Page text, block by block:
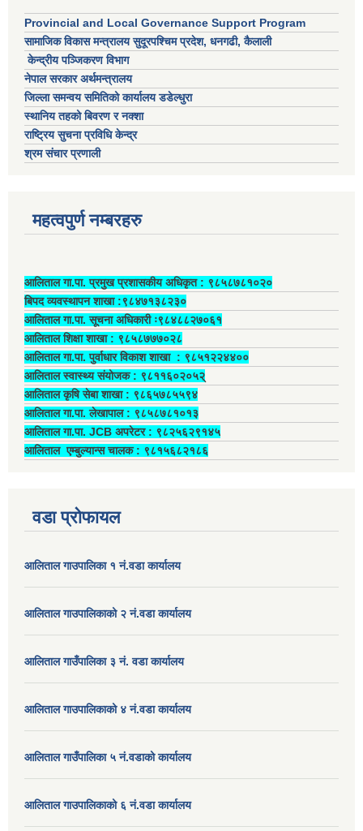
Provincial and Local Governance Support Program
सामाजिक विकास मन्त्रालय सुदूरपश्चिम प्रदेश, धनगढी, कैलाली
केन्द्रीय पञ्जिकरण विभाग
नेपाल सरकार अर्थमन्त्रालय
जिल्ला समन्वय समितिको कार्यालय डडेल्धुरा
स्थानिय तहको बिवरण र नक्शा
राष्ट्रिय सुचना प्रविधि केन्द्र
श्रम संचार प्रणाली
महत्वपुर्ण नम्बरहरु
आलिताल गा.पा. प्रमुख प्रशासकीय अधिकृत ‍: ९८५८७८१०२०
बिपद व्यवस्थापन शाखा :९८४७१३८२३०
आलिताल गा.पा. सूचना अधिकारी ः९८४८८२७०६१
आलिताल शिक्षा शाखा : ९८५८७७७०२८
आलिताल गा.पा. पुर्वाधार विकाश शाखा ‍: ९८५१२२४४००
आलिताल स्वास्थ्य संयोजक ‍: ९८११६०२०५२्
आलिताल कृषि सेबा शाखा : ९८६५७८५५९४
आलिताल गा.पा. लेखापाल ‍: ९८५८७८१०१३
आलिताल गा.पा. JCB अपरेटर ‍: ९८२५६२९१४५
आलिताल एम्बुल्यान्स चालक ‍: ९८१५६८२१८६
वडा प्रोफायल
आलिताल गाउपालिका १ नं.वडा कार्यालय
आलिताल गाउपालिकाको २ नं.वडा कार्यालय
आलिताल गाउँपालिका ३ नं. वडा कार्यालय
आलिताल गाउपालिकाको ४ नं.वडा कार्यालय
आलिताल गाउँपालिका ५ नं.वडाको कार्यालय
आलिताल गाउपालिकाको ६ नं.वडा कार्यालय